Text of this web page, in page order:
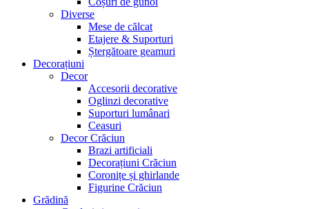
Diverse
Mese de călcat
Etajere & Suporturi
Ștergătoare geamuri
Decorațiuni
Decor
Accesorii decorative
Oglinzi decorative
Suporturi lumânari
Ceasuri
Decor Crăciun
Brazi artificiali
Decorațiuni Crăciun
Coronițe și ghirlande
Figurine Crăciun
Grădină